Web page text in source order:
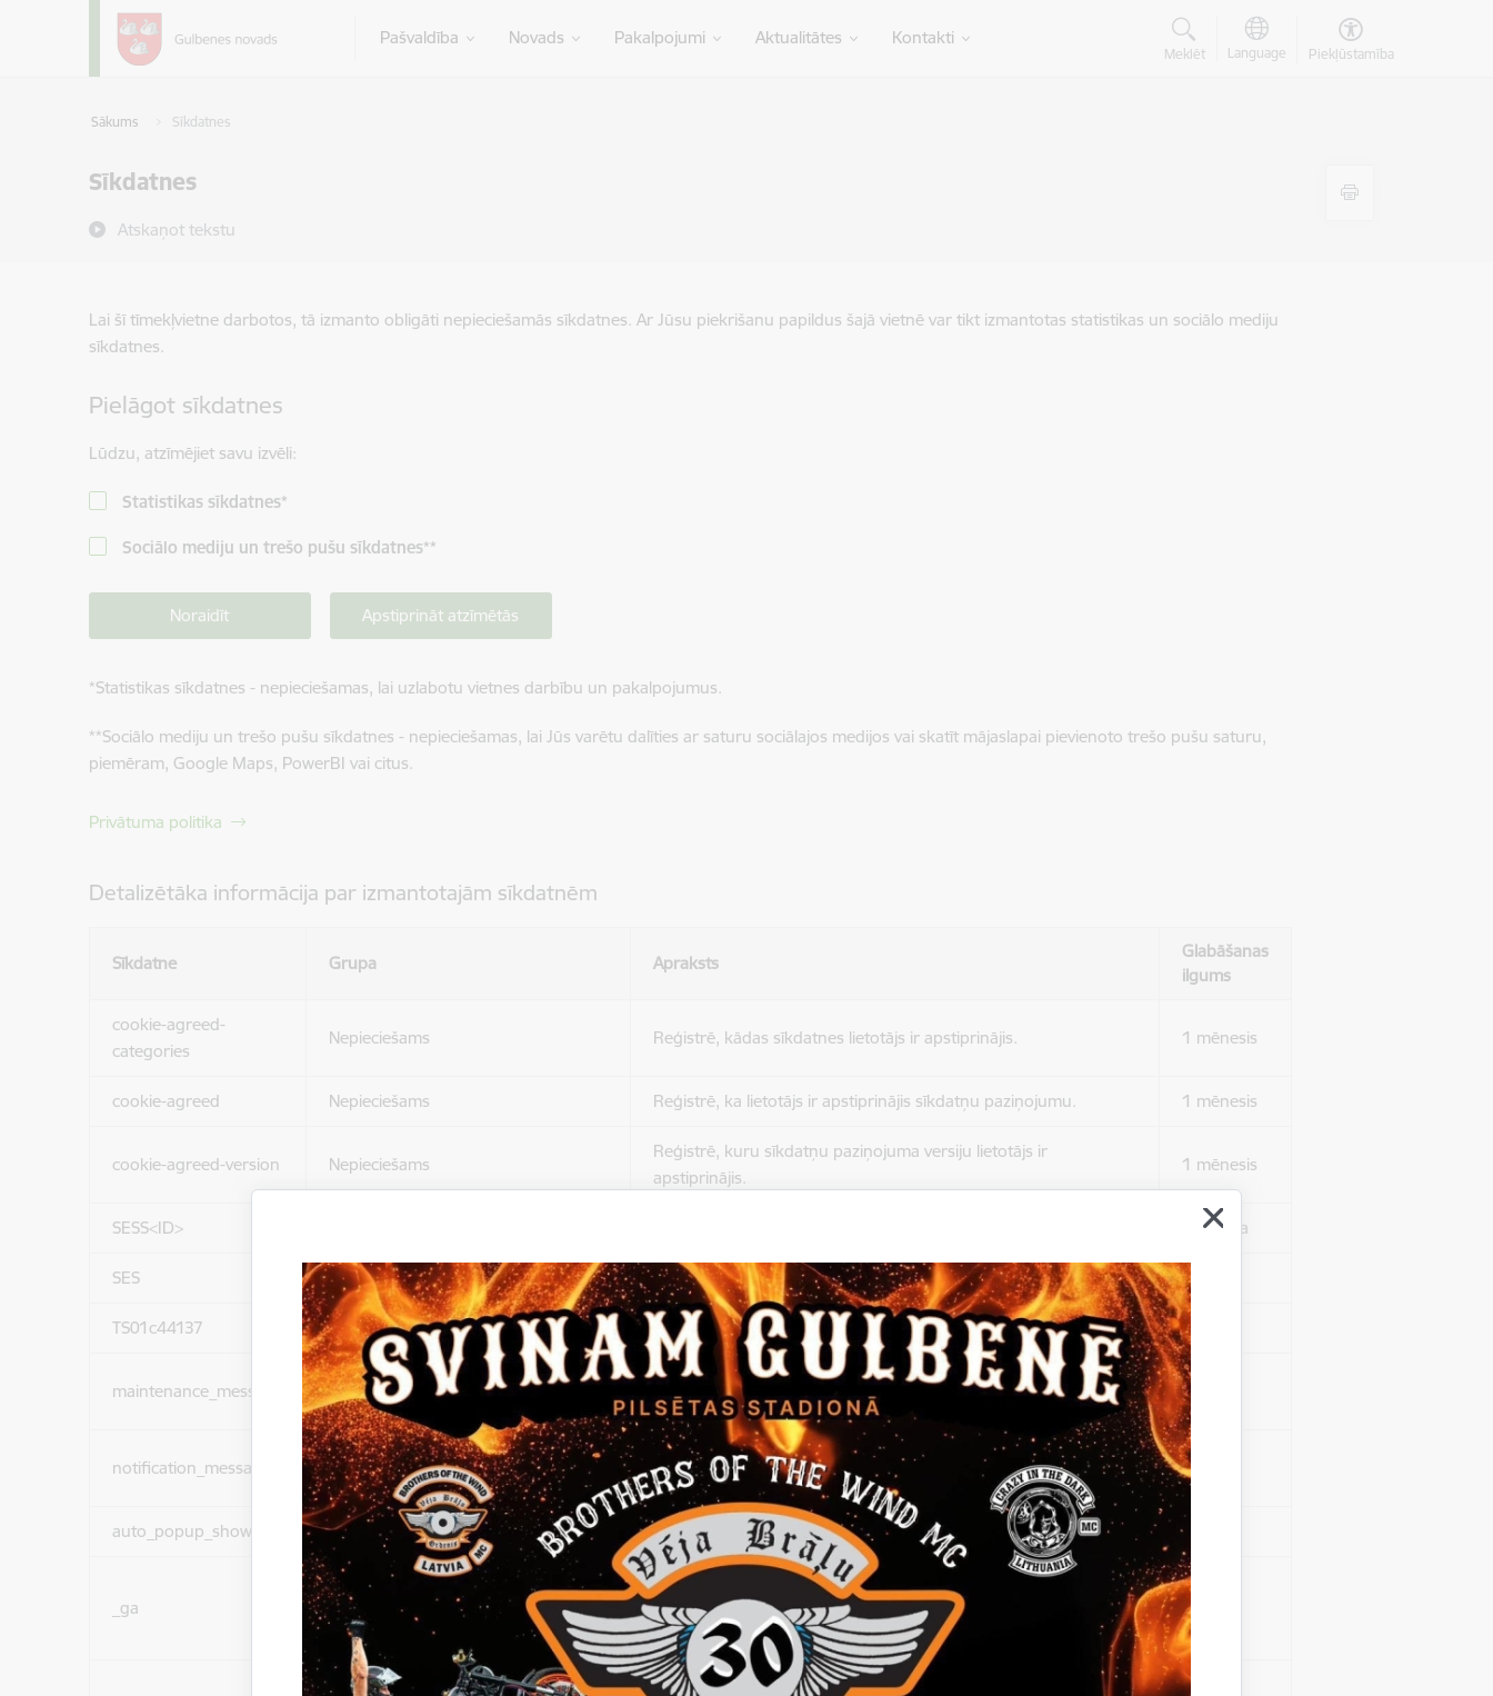
Pāriet uz lapas saturu
Pašvaldība Novads Pakalpojumi Aktualitātes Kontakti
Meklēt Language Piekļūstamība
Sākums Sīkdatnes
Sīkdatnes
Atskaņot tekstu
Lai šī tīmekļvietne darbotos, tā izmanto obligāti nepieciešamās sīkdatnes. Ar Jūsu piekrišanu papildus šajā vietnē var tikt izmantotas statistikas un sociālo mediju
sīkdatnes.
Pielāgot sīkdatnes
Lūdzu, atzīmējiet savu izvēli:
Statistikas sīkdatnes*
Sociālo mediju un trešo pušu sīkdatnes**
Noraidīt Apstiprināt atzīmētās
*Statistikas sīkdatnes - nepieciešamas, lai uzlabotu vietnes darbību un pakalpojumus.
**Sociālo mediju un trešo pušu sīkdatnes - nepieciešamas, lai Jūs varētu dalīties ar saturu sociālajos medijos vai skatīt mājaslapai pievienoto trešo pušu saturu,
piemēram, Google Maps, PowerBI vai citus.
Privātuma politika
Detalizētāka informācija par izmantotajām sīkdatnēm
Sīkdatne Grupa Apraksts
Glabāšanas
ilgums
cookie-agreed-
categories
Nepieciešams Reģistrē, kādas sīkdatnes lietotājs ir apstiprinājis. 1 mēnesis
cookie-agreed Nepieciešams Reģistrē, ka lietotājs ir apstiprinājis sīkdatņu paziņojumu. 1 mēnesis
cookie-agreed-version Nepieciešams
Reģistrē, kuru sīkdatņu paziņojuma versiju lietotājs ir
apstiprinājis.
1 mēnesis
SESS<ID> 1 stunda
SES Nepieciešams Sesijas uzturēšana no slodzes dalīšanas viedokļa. Sesija
TS01c44137 Nepieciešams Drošības politikas sesija. Sesija
maintenance_message Nepieciešams
Sīkdatne ir nepieciešama, lai visiem lietotājiem nerādītu
ziņojumus pēc tam, kad viņi ir izlasījuši un aizvēruši tos.
Sesija
notification_messages Nepieciešams
Sīkdatne ir nepieciešama, lai visiem lietotājiem nerādītu
ziņojumus pēc tam, kad viņi ir izlasījuši un aizvēruši tos.
Sesija
auto_popup_showed Nepieciešams Reģistrē, ka tiek parādīts modālais logs. Sesija
_ga
Statistikas sīkdatnes (nepieciešamas,
lai uzlabotu vietnes darbību un
pakalpojumus)
Reģistrē unikālu ID, kas tiek izmantots statistisko datu iegūšanai
par to, kā apmeklētājs izmanto vietni.
2 gadi
Statistikas sīkdatnes (nepieciešamas,